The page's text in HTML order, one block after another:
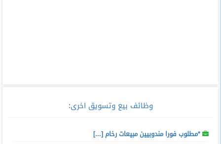
وظائف بيع وتسويق اخرى:
*مطلوب فورا مندوبيين مبيعات رخام [...]